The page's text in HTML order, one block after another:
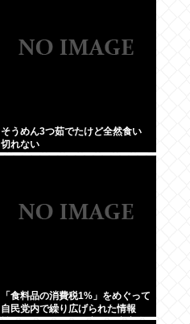
そうめん3つ茹でたけど全然食い
切れない
「食料品の消費税1%」をめぐって
自民党内で繰り広げられた情報